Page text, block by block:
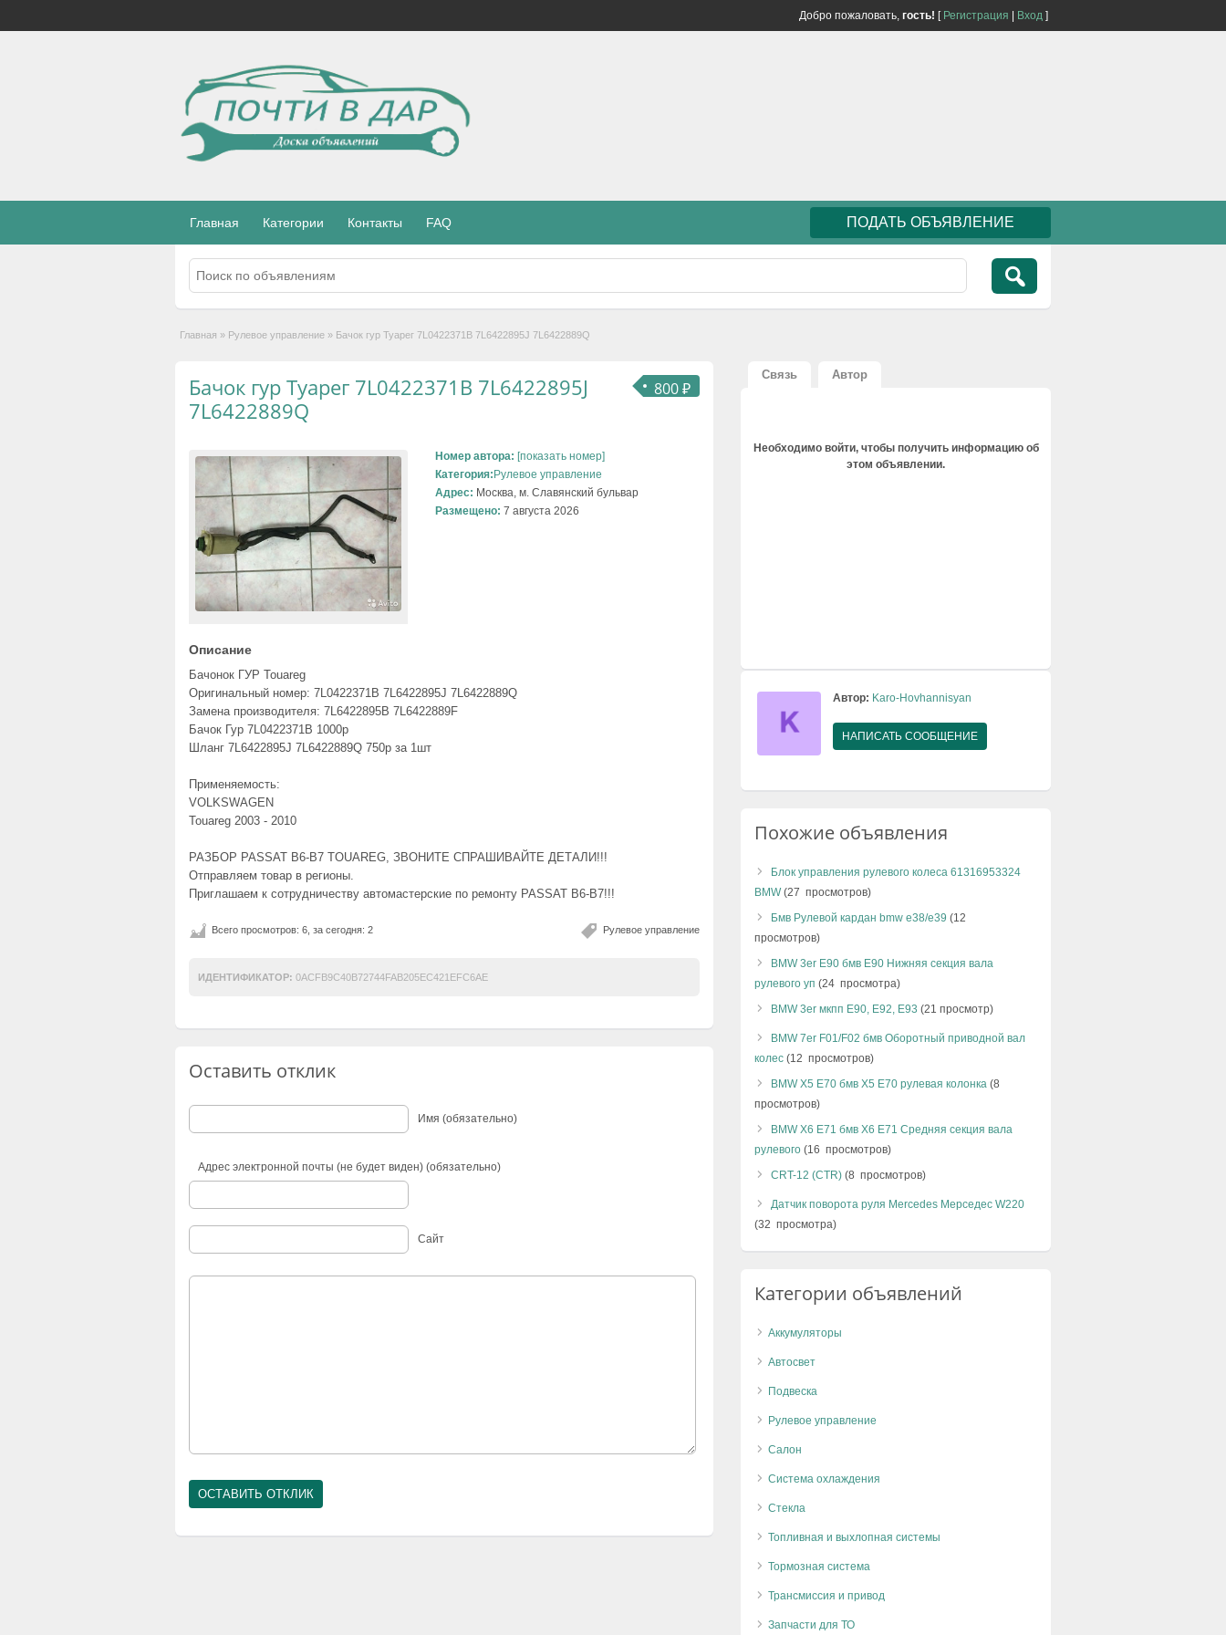
Добро пожаловать, гость! [ Регистрация Вход ]
Главная Категории Контакты FAQ ПОДАТЬ ОБЪЯВЛЕНИЕ
Главная » Рулевое управление » Бачок гур Туарег 7L0422371B 7L6422895J 7L6422889Q
800 ₽
Бачок гур Туарег 7L0422371B 7L6422895J
7L6422889Q
Номер автора: [показать номер]
Категория: Рулевое управление
Адрес: Москва, м. Славянский бульвар
Размещено: 7 августа 2026
Описание
Бачонок ГУР Touareg
Оригинальный номер: 7L0422371B 7L6422895J 7L6422889Q
Замена производителя: 7L6422895B 7L6422889F
Бачок Гур 7L0422371B 1000р
Шланг 7L6422895J 7L6422889Q 750р за 1шт
Применяемость:
VOLKSWAGEN
Touareg 2003 - 2010
РАЗБОР PASSAT B6-B7 TOUAREG, ЗВОНИТЕ СПРАШИВАЙТЕ ДЕТАЛИ!!!
Отправляем товар в регионы.
Приглашаем к сотрудничеству автомастерские по ремонту PASSAT B6-B7!!!
Рулевое управление
Всего просмотров: 6, за сегодня: 2
ИДЕНТИФИКАТОР: 0ACFB9C40B72744FAB205EC421EFC6AE
Оставить отклик
Имя (обязательно)
Адрес электронной почты (не будет виден) (обязательно)
Сайт
Связь Автор
Необходимо войти, чтобы получить информацию об
этом объявлении.
Автор: Karo-Hovhannisyan
НАПИСАТЬ СООБЩЕНИЕ
Похожие объявления
Блок управления рулевого колеса 61316953324
BMW(27 просмотров)
Бмв Рулевой кардан bmw e38/e39 (12
просмотров)
BMW 3er E90 бмв Е90 Нижняя секция вала
рулевого уп (24 просмотра)
BMW 3er мкпп E90, Е92, Е93 (21 просмотр)
BMW 7er F01/F02 бмв Оборотный приводной вал
колес (12 просмотров)
BMW X5 E70 бмв Х5 Е70 рулевая колонка (8
просмотров)
BMW X6 E71 бмв Х6 Е71 Средняя секция вала
рулевого (16 просмотров)
CRT-12 (CTR) (8 просмотров)
Датчик поворота руля Mercedes Мерседес W220
(32 просмотра)
Категории объявлений
Аккумуляторы
Автосвет
Подвеска
Рулевое управление
Салон
Система охлаждения
Стекла
Топливная и выхлопная системы
Тормозная система
Трансмиссия и привод
Запчасти для ТО